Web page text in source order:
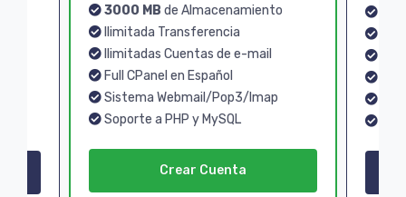
3000 MB de Almacenamiento
Ilimitada Transferencia
Ilimitadas Cuentas de e-mail
Full CPanel en Español
Sistema Webmail/Pop3/Imap
Soporte a PHP y MySQL
Crear Cuenta